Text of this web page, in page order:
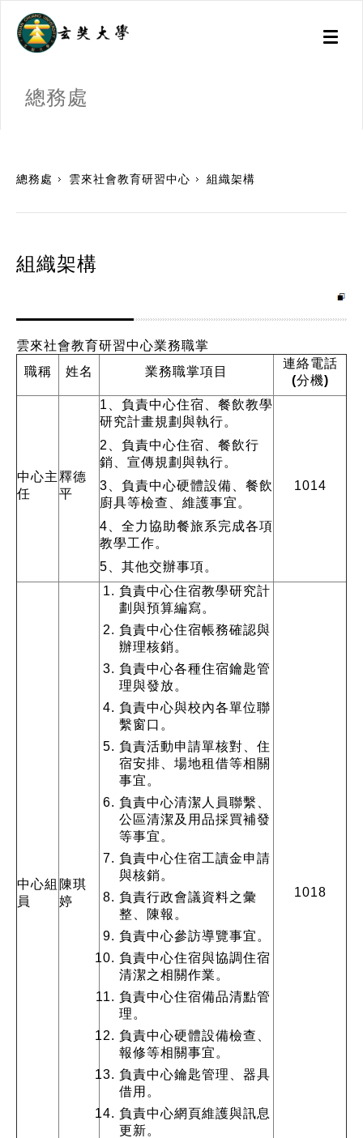
Toggle
總務處
總務處 雲來社會教育研習中心 組織架構
組織架構
雲來社會教育研習中心業務職掌
職稱
姓名 業務職掌項目
連絡電話
(分機)
中心主
任
釋德
平
1、負責中心住宿、餐飲教學
研究計畫規劃與執行。
2、負責中心住宿、餐飲行
銷、宣傳規劃與執行。
3、負責中心硬體設備、餐飲
廚具等檢查、維護事宜。
4、全力協助餐旅系完成各項
教學工作。
5、其他交辦事項。
1014
中心組
員
陳琪
婷
負責中心住宿教學研究計
劃與預算編寫。
負責中心住宿帳務確認與
辦理核銷。
負責中心各種住宿鑰匙管
理與發放。
負責中心與校內各單位聯
繫窗口。
負責活動申請單核對、住
宿安排、場地租借等相關
事宜。
負責中心清潔人員聯繫、
公區清潔及用品採買補發
等事宜。
負責中心住宿工讀金申請
與核銷。
負責行政會議資料之彙
整、陳報。
負責中心參訪導覽事宜。
負責中心住宿與協調住宿
清潔之相關作業。
負責中心住宿備品清點管
理。
負責中心硬體設備檢查、
報修等相關事宜。
負責中心鑰匙管理、器具
借用。
負責中心網頁維護與訊息
更新。
1018